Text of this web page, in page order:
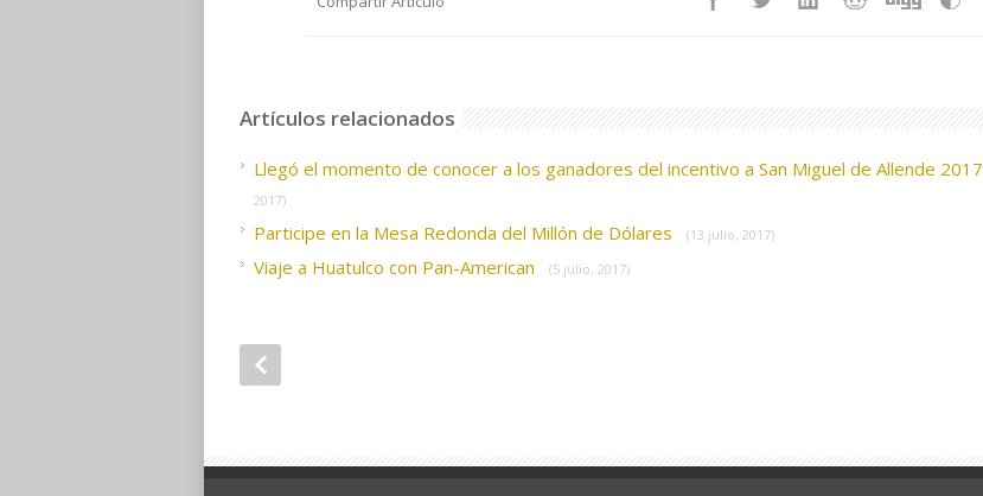
Artículos relacionados
Llegó el momento de conocer a los ganadores del incentivo a San Miguel de Allende 2017
2017)
Participe en la Mesa Redonda del Millón de Dólares (13 julio, 2017)
Viaje a Huatulco con Pan-American (5 julio, 2017)